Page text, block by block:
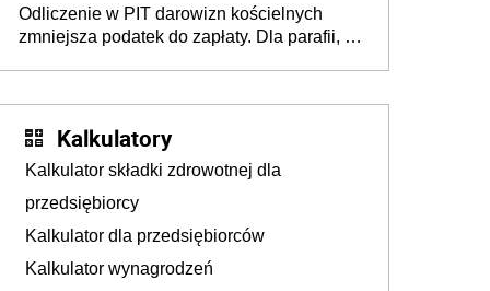
orzeczona niepełnosprawność
Odliczenie w PIT darowizn kościelnych
zmniejsza podatek do zapłaty. Dla parafii, na
Kalkulatory
Kalkulator składki zdrowotnej dla
przedsiębiorcy
Kalkulator dla przedsiębiorców
Kalkulator wynagrodzeń